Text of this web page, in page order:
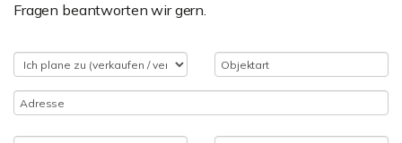
Fragen beantworten wir gern.